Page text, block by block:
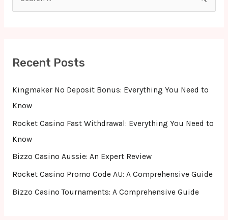
f
o
Recent Posts
Kingmaker No Deposit Bonus: Everything You Need to
Know
Rocket Casino Fast Withdrawal: Everything You Need to
Know
Bizzo Casino Aussie: An Expert Review
Rocket Casino Promo Code AU: A Comprehensive Guide
Bizzo Casino Tournaments: A Comprehensive Guide